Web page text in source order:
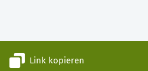
Link kopieren